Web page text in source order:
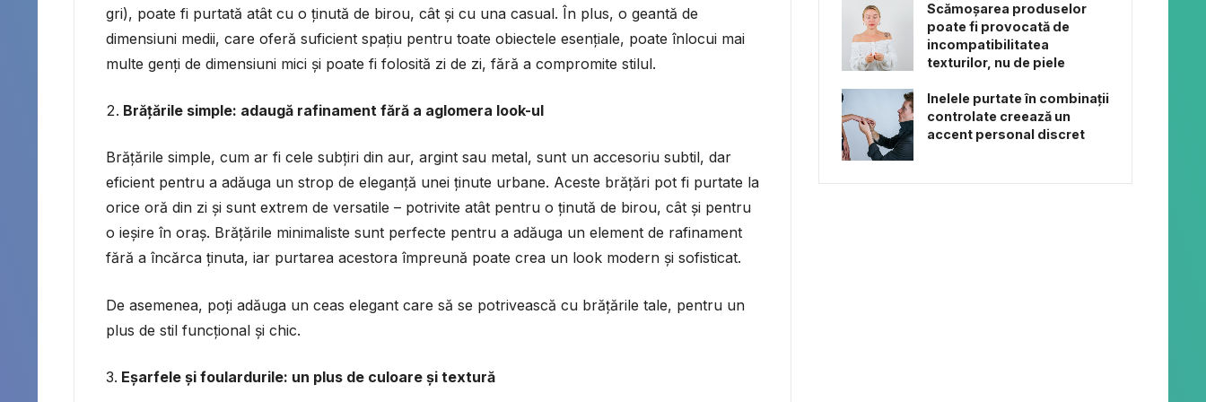
gri), poate fi purtată atât cu o ținută de birou, cât și cu una casual. În plus, o geantă de
dimensiuni medii, care oferă suficient spațiu pentru toate obiectele esențiale, poate înlocui mai
multe genți de dimensiuni mici și poate fi folosită zi de zi, fără a compromite stilul.
Brățările simple: adaugă rafinament fără a aglomera look-ul
Brățările simple, cum ar fi cele subțiri din aur, argint sau metal, sunt un accesoriu subtil, dar
eficient pentru a adăuga un strop de eleganță unei ținute urbane. Aceste brățări pot fi purtate la
orice oră din zi și sunt extrem de versatile – potrivite atât pentru o ținută de birou, cât și pentru
o ieșire în oraș. Brățările minimaliste sunt perfecte pentru a adăuga un element de rafinament
fără a încărca ținuta, iar purtarea acestora împreună poate crea un look modern și sofisticat.
De asemenea, poți adăuga un ceas elegant care să se potrivească cu brățările tale, pentru un
plus de stil funcțional și chic.
Eșarfele și foulardurile: un plus de culoare și textură
Scămoșarea produselor
poate fi provocată de
incompatibilitatea
texturilor, nu de piele
Inelele purtate în combinații
controlate creează un
accent personal discret